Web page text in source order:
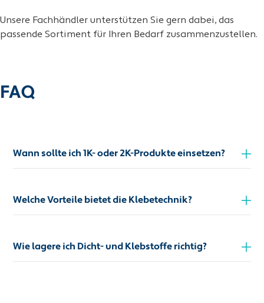
Unsere Fachhändler unterstützen Sie gern dabei, das
passende Sortiment für Ihren Bedarf zusammenzustellen.
FAQ
Wann sollte ich 1K- oder 2K-Produkte einsetzen?
Welche Vorteile bietet die Klebetechnik?
Wie lagere ich Dicht- und Klebstoffe richtig?